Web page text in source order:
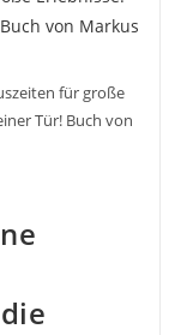
für große
Tür! Buch von